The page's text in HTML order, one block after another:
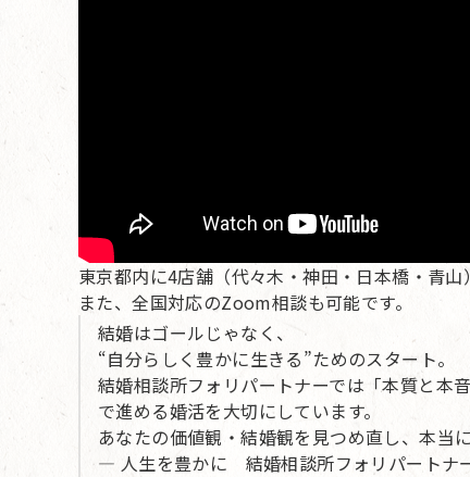
東京都内に4店舗（代々木・神田・日本橋・青山
また、全国対応のZoom相談も可能です。
結婚はゴールじゃなく、
“自分らしく豊かに生きる”ためのスタート。
結婚相談所フォリパートナーでは「本質と本
で進める婚活を大切にしています。
あなたの価値観・結婚観を見つめ直し、本当
— 人生を豊かに 結婚相談所フォリパート